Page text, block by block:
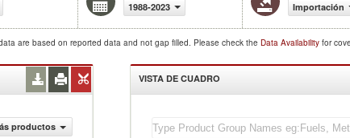
1988-2023
Importación
are based on reported data and not gap filled. Please check the Data Availability for
productos
VISTA DE CUADRO